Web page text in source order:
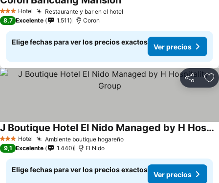
3 Estrellas
Hotel Restaurante y bar en el hotel
8,7 Excelente 1.511 Coron
Elige fechas para ver los precios exactos
Ver precios
Compartir
3 Estrellas
Hotel Ambiente boutique hogareño
J Boutique Hotel El Nido Managed by H Hospitality Group
9,1 Excelente 1.440 El Nido
Elige fechas para ver los precios exactos
Ver precios